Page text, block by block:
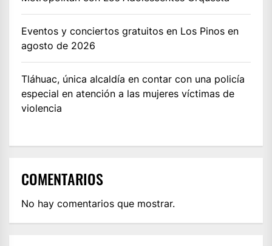
Eventos y conciertos gratuitos en Los Pinos en
agosto de 2026
Tláhuac, única alcaldía en contar con una policía
especial en atención a las mujeres víctimas de
violencia
COMENTARIOS
No hay comentarios que mostrar.